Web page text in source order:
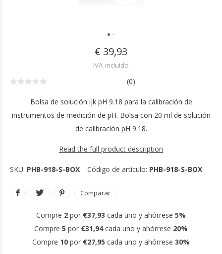
€ 39,93
IVA incluido
(0)
Bolsa de solución ijk pH 9.18 para la calibración de
instrumentos de medición de pH. Bolsa con 20 ml de solución
de calibración pH 9.18.
Read the full product description
SKU: PHB-918-S-BOX Código de artículo: PHB-918-S-BOX
Comparar
Compre 2 por €37,93 cada uno y ahórrese 5%
Compre 5 por €31,94cada uno y ahórrese 20%
Compre 10 por €27,95 cada uno y ahórrese 30%